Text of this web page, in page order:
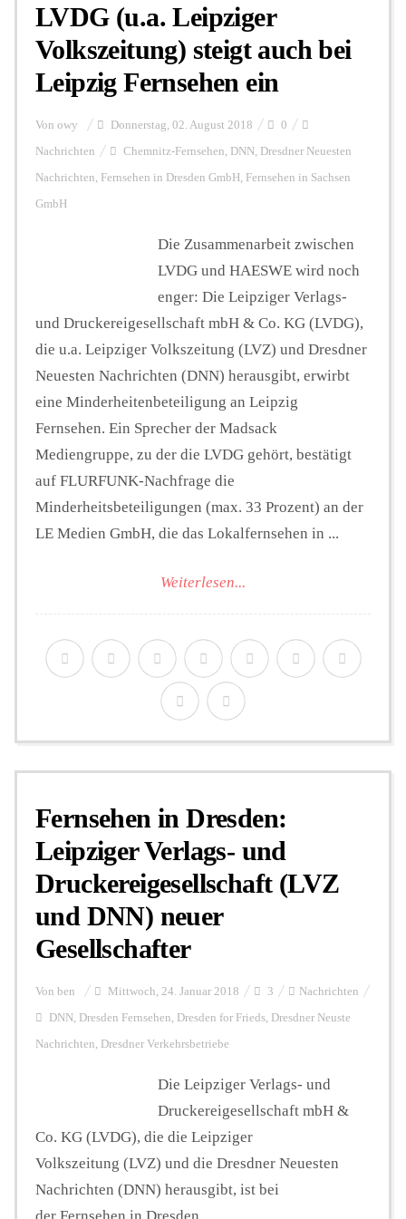
LVDG (u.a. Leipziger
Volkszeitung) steigt auch bei
Leipzig Fernsehen ein
Von owy Donnerstag, 02. August 2018 0
Nachrichten Chemnitz-Fernsehen, DNN, Dresdner Neuesten
Nachrichten, Fernsehen in Dresden GmbH, Fernsehen in Sachsen
GmbH
Die Zusammenarbeit zwischen
LVDG und HAESWE wird noch
enger: Die Leipziger Verlags-
und Druckereigesellschaft mbH & Co. KG (LVDG),
die u.a. Leipziger Volkszeitung (LVZ) und Dresdner
Neuesten Nachrichten (DNN) herausgibt, erwirbt
eine Minderheitenbeteiligung an Leipzig
Fernsehen. Ein Sprecher der Madsack
Mediengruppe, zu der die LVDG gehört, bestätigt
auf FLURFUNK-Nachfrage die
Minderheitsbeteiligungen (max. 33 Prozent) an der
LE Medien GmbH, die das Lokalfernsehen in ...
Weiterlesen...
Fernsehen in Dresden:
Leipziger Verlags- und
Druckereigesellschaft (LVZ
und DNN) neuer
Gesellschafter
Von ben Mittwoch, 24. Januar 2018 3 Nachrichten
DNN, Dresden Fernsehen, Dresden for Frieds, Dresdner Neuste
Nachrichten, Dresdner Verkehrsbetriebe
Die Leipziger Verlags- und
Druckereigesellschaft mbH &
Co. KG (LVDG), die die Leipziger
Volkszeitung (LVZ) und die Dresdner Neuesten
Nachrichten (DNN) herausgibt, ist bei